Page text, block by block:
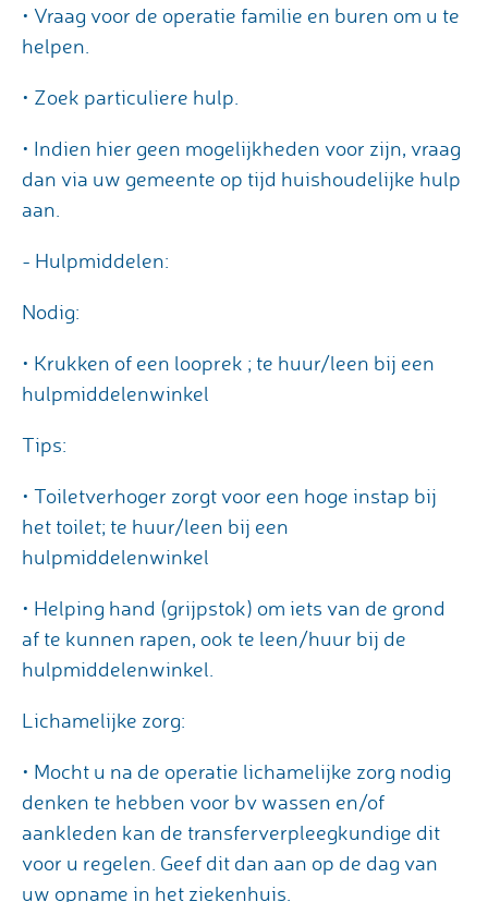
• Vraag voor de operatie familie en buren om u te
helpen.
• Zoek particuliere hulp.
• Indien hier geen mogelijkheden voor zijn, vraag
dan via uw gemeente op tijd huishoudelijke hulp
aan.
- Hulpmiddelen:
Nodig:
• Krukken of een looprek ; te huur/leen bij een
hulpmiddelenwinkel
Tips:
• Toiletverhoger zorgt voor een hoge instap bij
het toilet; te huur/leen bij een
hulpmiddelenwinkel
• Helping hand (grijpstok) om iets van de grond
af te kunnen rapen, ook te leen/huur bij de
hulpmiddelenwinkel.
Lichamelijke zorg:
• Mocht u na de operatie lichamelijke zorg nodig
denken te hebben voor bv wassen en/of
aankleden kan de transferverpleegkundige dit
voor u regelen. Geef dit dan aan op de dag van
uw opname in het ziekenhuis.